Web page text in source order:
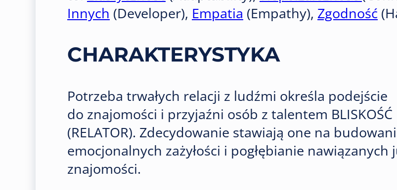
Innych (Developer), Empatia (Empathy), Zgodność
CHARAKTERYSTYKA
Potrzeba trwałych relacji z ludźmi określa podejście
do znajomości i przyjaźni osób z talentem BLISKOŚĆ
(RELATOR). Zdecydowanie stawiają one na
emocjonalnych zażyłości i pogłębianie nawiązanych
znajomości.